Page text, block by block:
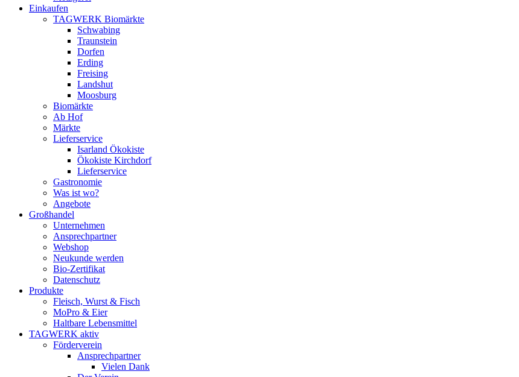
Einkaufen
TAGWERK Biomärkte
Schwabing
Traunstein
Dorfen
Erding
Freising
Landshut
Moosburg
Biomärkte
Ab Hof
Märkte
Lieferservice
Isarland Ökokiste
Ökokiste Kirchdorf
Lieferservice
Gastronomie
Was ist wo?
Angebote
Großhandel
Unternehmen
Ansprechpartner
Webshop
Neukunde werden
Bio-Zertifikat
Datenschutz
Produkte
Fleisch, Wurst & Fisch
MoPro & Eier
Haltbare Lebensmittel
TAGWERK aktiv
Förderverein
Ansprechpartner
Vielen Dank